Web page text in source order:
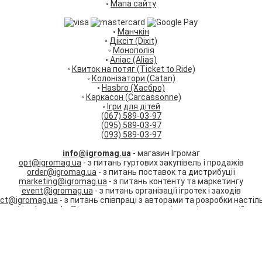
◦ Мапа сайту
◦ Манчкін
◦ Діксіт (Dixit)
◦ Монополія
◦Аліас (Alias)
◦ Квиток на потяг (Ticket to Ride)
◦ Колонізатори (Catan)
◦ Hasbro (Хасбро)
◦ Каркасон (Carcassonne)
◦ Ігри для дітей
(067) 589-03-97
(095) 589-03-97
(093) 589-03-97
info@igromag.ua - магазин Ігромаг
opt@igromag.ua - з питань гуртових закупівель і продажів
order@igromag.ua - з питань поставок та дистрибуції
marketing@igromag.ua - з питань контенту та маркетингу
event@igromag.ua - з питань організації ігротек і заходів
- з питань співпраці з авторами та розробки
irina.karpenko@igromag.ua
- з питань співпраці та вакансій